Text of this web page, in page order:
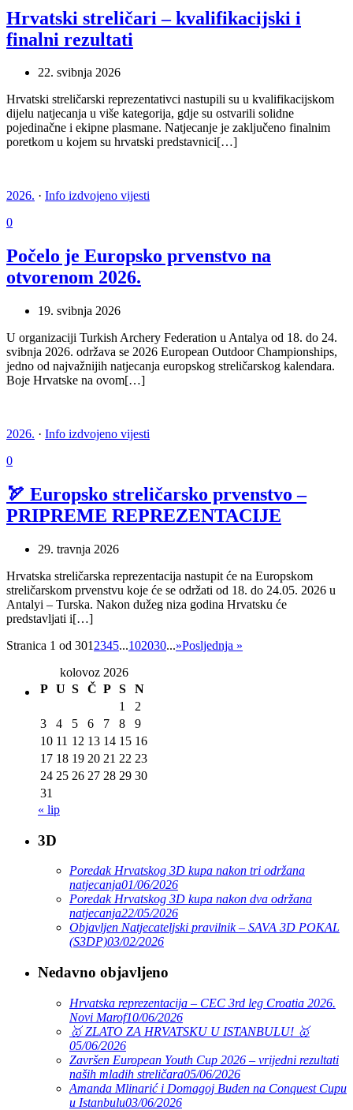
Hrvatski streličari – kvalifikacijski i
finalni rezultati
22. svibnja 2026
Hrvatski streličarski reprezentativci nastupili su u kvalifikacijskom
dijelu natjecanja u više kategorija, gdje su ostvarili solidne
pojedinačne i ekipne plasmane. Natjecanje je zaključeno finalnim
poretkom u kojem su hrvatski predstavnici[…]
2026. · Info izdvojeno vijesti
0
Počelo je Europsko prvenstvo na
otvorenom 2026.
19. svibnja 2026
U organizaciji Turkish Archery Federation u Antalya od 18. do 24.
svibnja 2026. održava se 2026 European Outdoor Championships,
jedno od najvažnijih natjecanja europskog streličarskog kalendara.
Boje Hrvatske na ovom[…]
2026. · Info izdvojeno vijesti
0
🏹 Europsko streličarsko prvenstvo –
PRIPREME REPREZENTACIJE
29. travnja 2026
Hrvatska streličarska reprezentacija nastupit će na Europskom
streličarskom prvenstvu koje će se održati od 18. do 24.05. 2026 u
Antalyi – Turska. Nakon dužeg niza godina Hrvatsku će
predstavljati i[…]
Stranica 1 od 301 2345...102030...»Posljednja »
kolovoz 2026
P U S Č P S
N
1
2
3
4 5 6 7 8
9
10 11 12 13 14 15 16
17 18 19 20 21 22 23
24 25 26 27 28 29 30
31
« lip
3D
Poredak Hrvatskog 3D kupa nakon tri održana
natjecanja01/06/2026
Poredak Hrvatskog 3D kupa nakon dva održana
natjecanja22/05/2026
Objavljen Natjecateljski pravilnik – SAVA 3D POKAL
(S3DP)03/02/2026
Nedavno objavljeno
Hrvatska reprezentacija – CEC 3rd leg Croatia 2026.
Novi Marof10/06/2026
🥇 ZLATO ZA HRVATSKU U ISTANBULU! 🥇
05/06/2026
Završen European Youth Cup 2026 – vrijedni rezultati
naših mladih streličara05/06/2026
Amanda Mlinarić i Domagoj Buden na Conquest Cupu
u Istanbulu03/06/2026